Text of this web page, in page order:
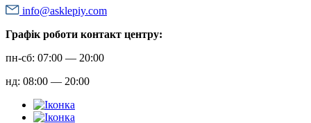
info@asklepiy.com
Графік роботи контакт центру:
пн-сб: 07:00 — 20:00
нд: 08:00 — 20:00